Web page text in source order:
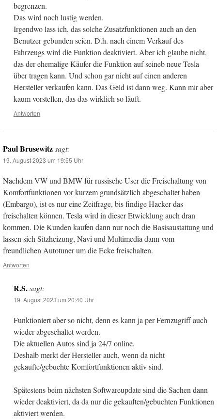
begrenzen.
Das wird noch lustig werden.
Irgendwo lass ich, das solche Zusatzfunktionen auch an den
Benutzer gebunden seien. D.h. nach einem Verkauf des
Fahrzeugs wird die Funktion deaktiviert. Aber ich glaube nicht,
das der ehemalige Käufer die Funktion auf seineb neue Tesla
über tragen kann. Und schon gar nicht auf einen anderen
Hersteller verkaufen kann. Das Geld ist dann weg. Kann mir aber
kaum vorstellen, das das wirklich so läuft.
Antworten
Paul Brusewitzsagt:
19. August 2023 um 19:55 Uhr
Nachdem VW und BMW für russische User die Freischaltung von
Komfortfunktionen vor kurzem grundsätzlich abgeschaltet haben
(Embargo), ist es nur eine Zeitfrage, bis findige Hacker das
freischalten können. Tesla wird in dieser Etwicklung auch dran
kommen. Die Kunden kaufen dann nur noch die Basisaustattung und
lassen sich Sitzheizung, Navi und Multimedia dann vom
freundlichen Autotuner um die Ecke freischalten.
Antworten
R.S. sagt:
19. August 2023 um 20:40 Uhr
Funktioniert aber so nicht, denn es kann ja per Fernzugriff auch
wieder abgeschaltet werden.
Die aktuellen Autos sind ja 24/7 online.
Deshalb merkt der Hersteller auch, wenn da nicht
gekaufte/gebuchte Komfortfunktionen aktiv sind.
Spätestens beim nächsten Softwareupdate sind die Sachen dann
wieder deaktiviert, da da nur die gekauften/gebuchten Funktionen
aktiviert werden.